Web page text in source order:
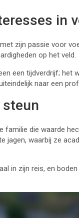
in
zijn passie voor
op het veld.
een tijdverdrijf; het
naar een
steun
familie die waarde
jagen, waarbij ze
in zijn reis, en